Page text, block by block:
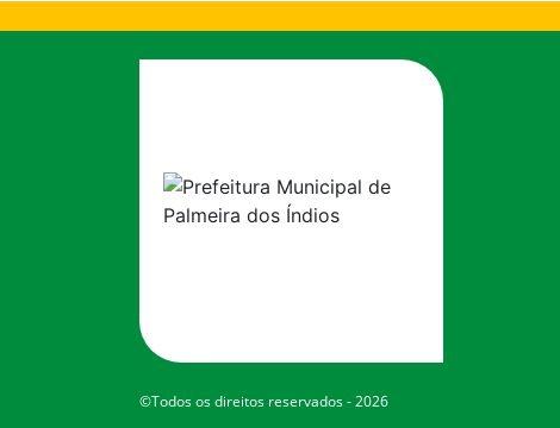
©Todos os direitos reservados - 2026